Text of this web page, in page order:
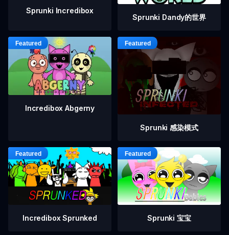
Sprunki Incredibox
Sprunki Dandy的世界
Incredibox Abgerny
Sprunki 感染模式
Incredibox Sprunked Sprunki 宝宝